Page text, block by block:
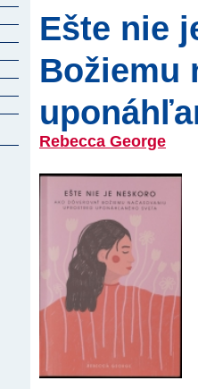
Ešte nie
Božiemu
Rebecca George